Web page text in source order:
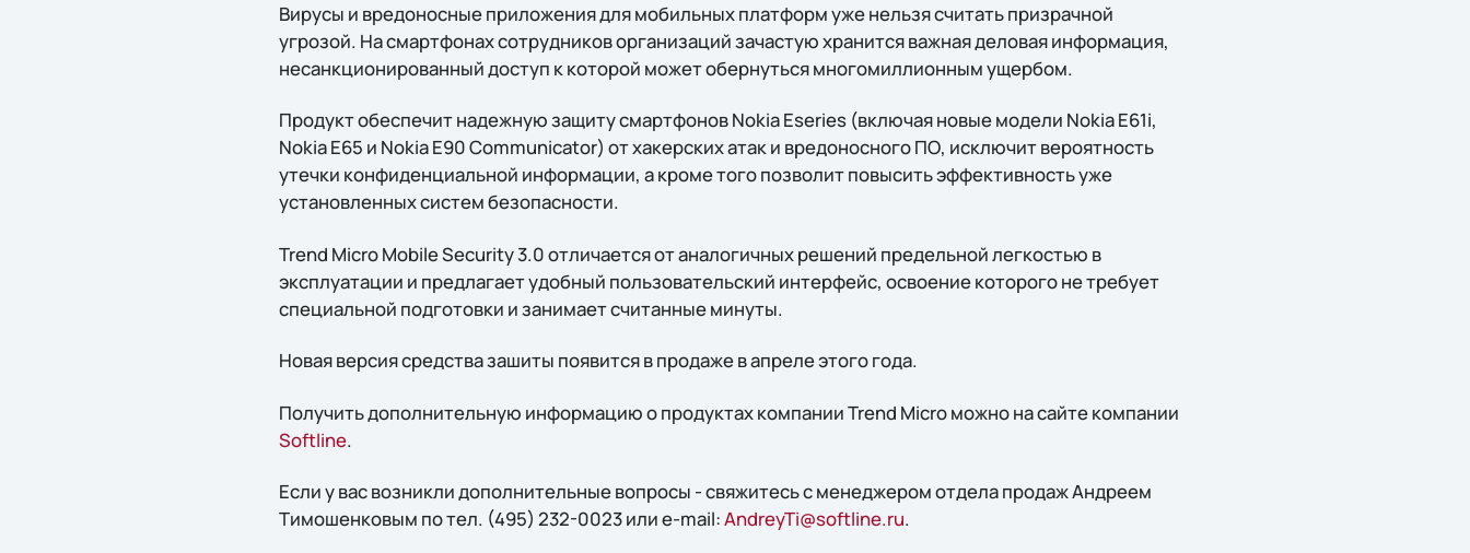
Вирусы и вредоносные приложения для мобильных платформ уже нельзя считать призрачной
угрозой. На смартфонах сотрудников организаций зачастую хранится важная деловая информация,
несанкционированный доступ к которой может обернуться многомиллионным ущербом.
Продукт обеспечит надежную защиту смартфонов Nokia Eseries (включая новые модели Nokia E61i,
Nokia E65 и Nokia E90 Communicator) от хакерских атак и вредоносного ПО, исключит вероятность
утечки конфиденциальной информации, а кроме того позволит повысить эффективность уже
установленных систем безопасности.
Trend Micro Mobile Security 3.0 отличается от аналогичных решений предельной легкостью в
эксплуатации и предлагает удобный пользовательский интерфейс, освоение которого не требует
специальной подготовки и занимает считанные минуты.
Новая версия средства зашиты появится в продаже в апреле этого года.
Получить дополнительную информацию о продуктах компании Trend Micro можно на сайте компании
Softline.
Если у вас возникли дополнительные вопросы - свяжитесь с менеджером отдела продаж Андреем
Тимошенковым по тел. (495) 232-0023 или e-mail:AndreyTi@softline.ru.